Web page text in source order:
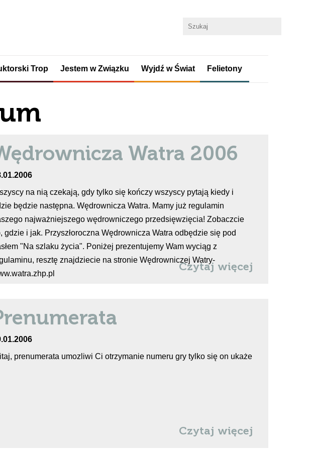
Trop Jestem w Związku Wyjdź w Świat Felietony
Watra 2006
na nią czekają, gdy tylko się kończy wszyscy pytają kiedy i
będzie następna. Wędrownicza Watra. Mamy już regulamin
najważniejszego wędrowniczego przedsięwzięcia! Zobaczcie
gdzie i jak. Przyszłoroczna Wędrownicza Watra odbędzie się pod
"Na szlaku życia". Poniżej prezentujemy Wam wyciąg z
resztę znajdziecie na stronie Wędrowniczej Watry-
Czytaj więcej
prenumerata umozliwi Ci otrzymanie numeru gry tylko się on ukaże
Czytaj więcej